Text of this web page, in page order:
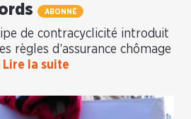
ABONNÉ
de contracyclicité introduit
règles d’assurance chômage
Lire la suite